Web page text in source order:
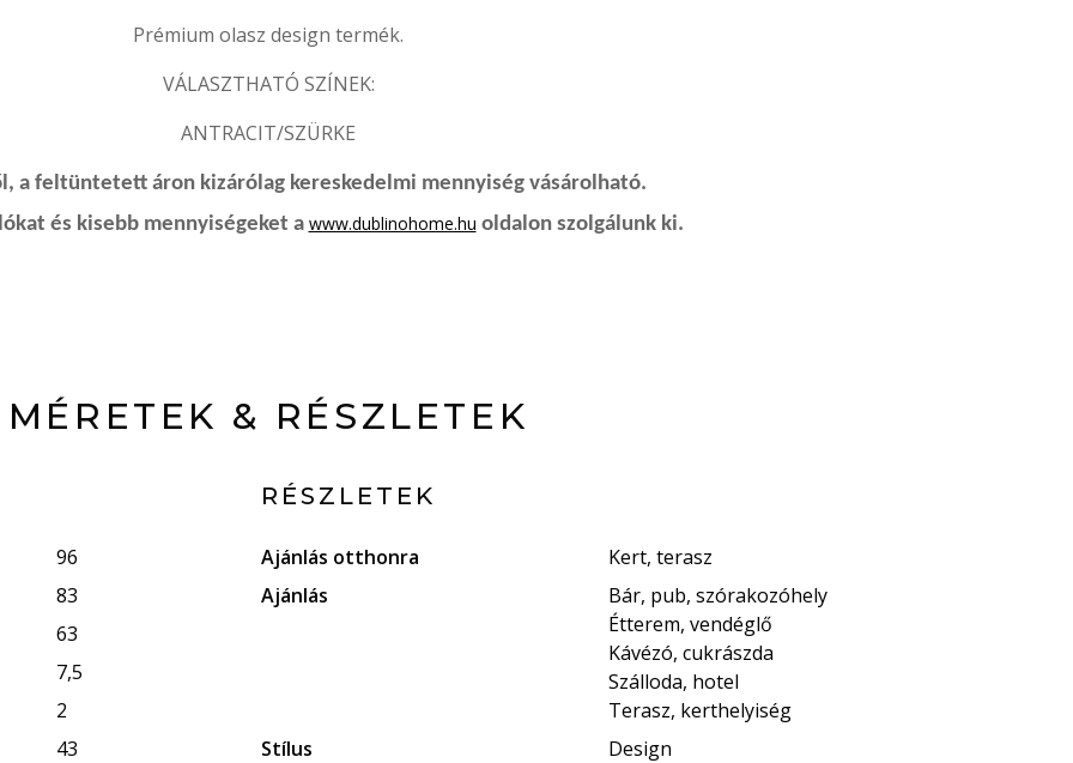
Prémium olasz design termék.
VÁLASZTHATÓ SZÍNEK:
ANTRACIT/SZÜRKE
a feltüntetett áron kizárólag kereskedelmi mennyiség vásárolható.
és kisebb mennyiségeket a www.dublinohome.hu oldalon szolgálunk ki.
MÉRETEK & RÉSZLETEK
96
83
63
7,5
2
43
RÉSZLETEK
Ajánlás otthonra
Kert, terasz
Ajánlás
Bár, pub, szórakozóhely
Étterem, vendéglő
Kávézó, cukrászda
Szálloda, hotel
Terasz, kerthelyiség
Stílus
Design